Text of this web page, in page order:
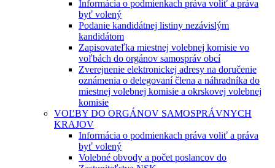
Informácia o podmienkach práva voliť a práva
byť volený
Podanie kandidátnej listiny nezávislým
kandidátom
Zapisovateľka miestnej volebnej komisie vo
voľbách do orgánov samospráv obcí
Zverejnenie elektronickej adresy na doručenie
oznámenia o delegovaní člena a náhradníka do
miestnej volebnej komisie a okrskovej volebnej
komisie
VOĽBY DO ORGÁNOV SAMOSPRÁVNYCH
KRAJOV
Informácia o podmienkach práva voliť a práva
byť volený
Volebné obvody a počet poslancov do